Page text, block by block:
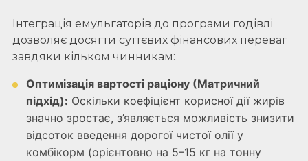
Інтеграція емульгаторів до програми годівлі
дозволяє досягти суттєвих фінансових переваг
завдяки кільком чинникам:
Оптимізація вартості раціону (Матричний
підхід): Оскільки коефіцієнт корисної дії жирів
значно зростає, з’являється можливість знизити
відсоток введення дорогої чистої олії у
комбікорм (орієнтовно на 5–15 кг на тонну